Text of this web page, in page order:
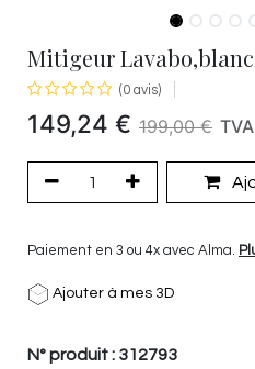
Mitigeur
(0 avis)
149,24 € 199,00€
Paiement en 3 ou 4x avec Alma.
Ajouter à mes 3D
N° produit : 312793